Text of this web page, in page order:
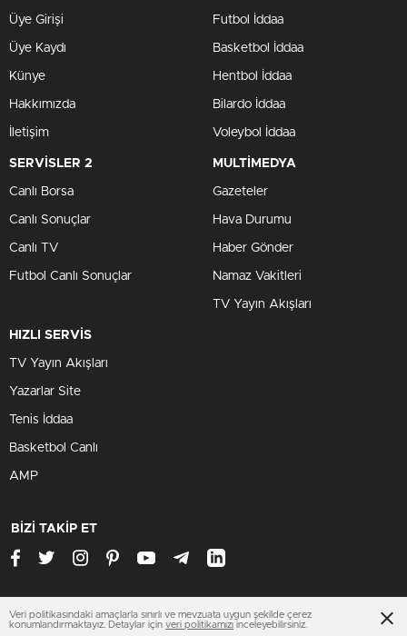
Üye Girişi
Üye Kaydı
Künye
Hakkımızda
İletişim
Futbol İddaa
Basketbol İddaa
Hentbol İddaa
Bilardo İddaa
Voleybol İddaa
SERVİSLER 2
Canlı Borsa
Canlı Sonuçlar
Canlı TV
Futbol Canlı Sonuçlar
MULTİMEDYA
Gazeteler
Hava Durumu
Haber Gönder
Namaz Vakitleri
TV Yayın Akışları
HIZLI SERVİS
TV Yayın Akışları
Yazarlar Site
Tenis İddaa
Basketbol Canlı
AMP
BİZİ TAKİP ET
www.ankarahastabakici.org
Veri politikasındaki amaçlarla sınırlı ve mevzuata uygun şekilde çerez
konumlandırmaktayız. Detaylar için veri politikamızı inceleyebilirsiniz.